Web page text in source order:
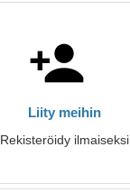
Liity meihin
Rekisteröidy ilmaiseksi